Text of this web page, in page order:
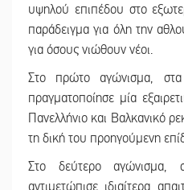
υψηλού επιπέδου στο
παράδειγμα για όλη την
για όσους νιώθουν νέοι.
Στο πρώτο αγώνισμα, στα
πραγματοποίησε μία
Πανελλήνιο και Βαλκανικό
τη δική του προηγούμενη
Στο δεύτερο αγώνισμα,
αντιμετώπισε ιδιαίτερα